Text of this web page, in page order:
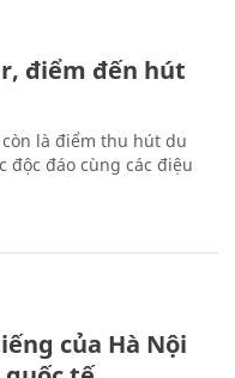
điểm đến hút
là điểm thu hút du
đáo cùng các điệu
của Hà Nội